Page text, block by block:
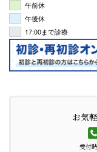
午前休
午後休
17:00まで診療
お気
受付